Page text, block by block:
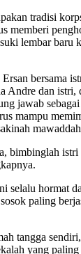
tradisi
memberi
lembar baru
bersama
Andre dan
jawab
mampu
bimbinglah
selalu hormat
paling
tangga
yang